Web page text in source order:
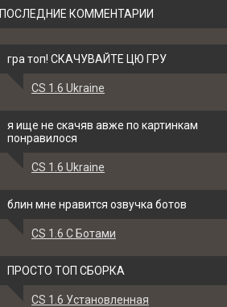
ПОСЛЕДНИЕ КОММЕНТАРИИ
гра топ! СКАЧУВАЙТЕ ЦЮ ГРУ
CS 1.6 Ukraine
я ище не скачяв авже по картинкам
понравилося
CS 1.6 Ukraine
блин мне нравится озвучка ботов
CS 1.6 С Ботами
ПРОСТО ТОП СБОРКА
CS 1.6 Установленная